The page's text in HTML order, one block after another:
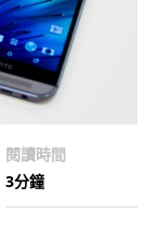
閱讀時間
3分鐘